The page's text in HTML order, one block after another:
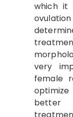
which it
very
female
better